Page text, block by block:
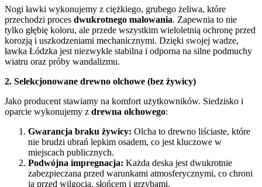
Nogi ławki wykonujemy z ciężkiego, grubego żeliwa, które
przechodzi proces dwukrotnego malowania. Zapewnia to nie
tylko głębię koloru, ale przede wszystkim wieloletnią ochronę przed
korozją i uszkodzeniami mechanicznymi. Dzięki swojej wadze,
ławka Łódzka jest niezwykle stabilna i odporna na silne podmuchy
wiatru oraz próby wandalizmu.
2. Selekcjonowane drewno olchowe (bez żywicy)
Jako producent stawiamy na komfort użytkowników. Siedzisko i
oparcie wykonujemy z drewna olchowego:
Gwarancja braku żywicy: Olcha to drewno liściaste, które
nie brudzi ubrań lepkim osadem, co jest kluczowe w
miejscach publicznych.
Podwójna impregnacja: Każda deska jest dwukrotnie
zabezpieczana przed warunkami atmosferycznymi, co chroni
ją przed wilgocią, słońcem i grzybami.